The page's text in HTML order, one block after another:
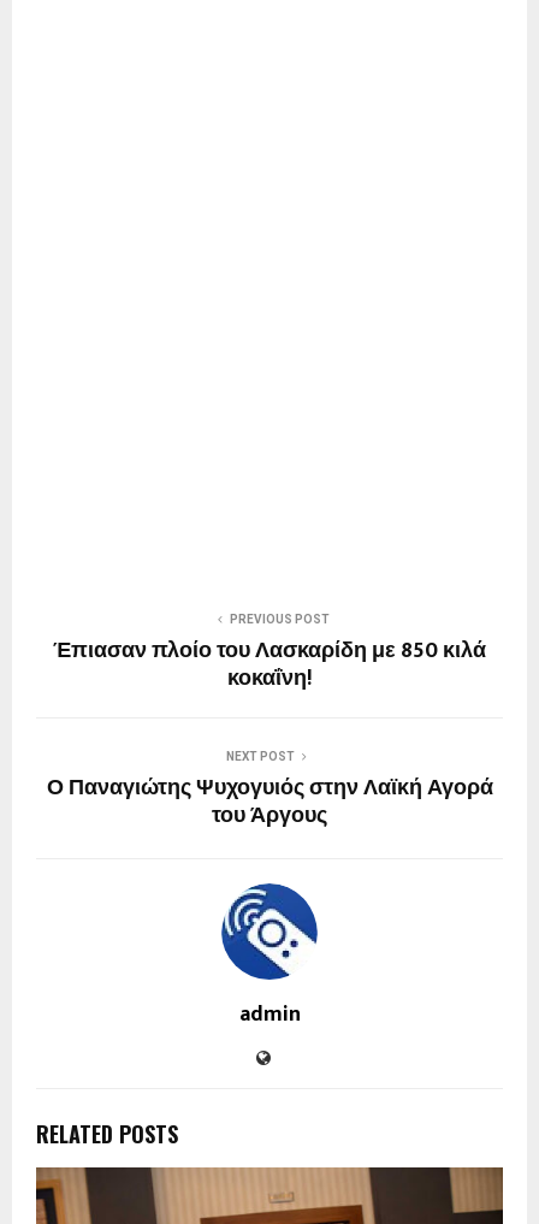
PREVIOUS POST
Έπιασαν πλοίο του Λασκαρίδη με 850 κιλά
κοκαΐνη!
NEXT POST
Ο Παναγιώτης Ψυχογυιός στην Λαϊκή Αγορά
του Άργους
admin
RELATED POSTS